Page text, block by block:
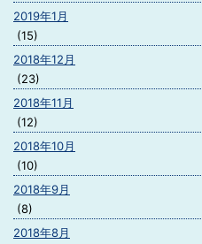
2019年1月
(15)
2018年12月
(23)
2018年11月
(12)
2018年10月
(10)
2018年9月
(8)
2018年8月